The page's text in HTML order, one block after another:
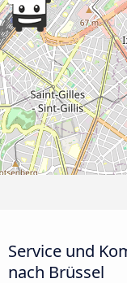
Service und
nach Brüssel